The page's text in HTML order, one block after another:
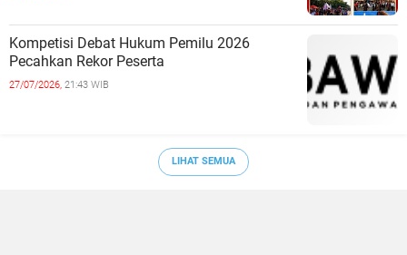
Kompetisi Debat Hukum Pemilu 2026
Pecahkan Rekor Peserta
27/07/2026, 21:43 WIB
LIHAT SEMUA